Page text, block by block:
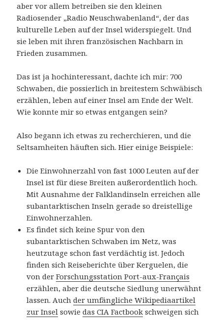
aber vor allem betreiben sie den kleinen
Radiosender „Radio Neuschwabenland“, der das
kulturelle Leben auf der Insel widerspiegelt. Und
sie leben mit ihren französischen Nachbarn in
Frieden zusammen.
Das ist ja hochinteressant, dachte ich mir: 700
Schwaben, die possierlich in breitestem Schwäbisch
erzählen, leben auf einer Insel am Ende der Welt.
Wie konnte mir so etwas entgangen sein?
Also begann ich etwas zu recherchieren, und die
Seltsamheiten häuften sich. Hier einige Beispiele:
Die Einwohnerzahl von fast 1000 Leuten auf der
Insel ist für diese Breiten außerordentlich hoch.
Mit Ausnahme der Falklandinseln erreichen alle
subantarktischen Inseln gerade so dreistellige
Einwohnerzahlen.
Es findet sich keine Spur von den
subantarktischen Schwaben im Netz, was
heutzutage schon fast verdächtig ist. Jedoch
finden sich Reiseberichte über Kerguelen, die
von derForschungsstation Port-aux-Français
erzählen, aber die deutsche Siedlung unerwähnt
lassen. Auchder umfängliche Wikipediaartikel
zur Insel sowiedas CIA Factbook schweigen sich